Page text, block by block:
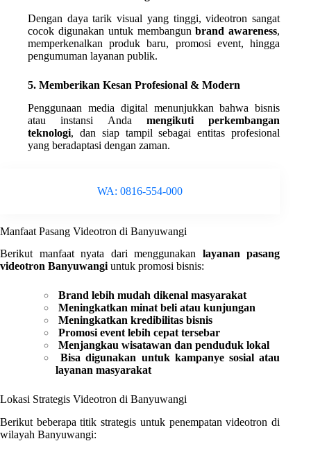
Dengan daya tarik visual yang tinggi, videotron sangat
cocok digunakan untuk membangunbrand awareness,
memperkenalkan produk baru, promosi event, hingga
pengumuman layanan publik.
5. Memberikan Kesan Profesional & Modern
Penggunaan media digital menunjukkan bahwa bisnis
atau instansi Anda mengikuti perkembangan
teknologi, dan siap tampil sebagai entitas profesional
yang beradaptasi dengan zaman.
WA: 0816-554-000
Manfaat Pasang Videotron di Banyuwangi
Berikut manfaat nyata dari menggunakan layanan pasang
videotron Banyuwangi untuk promosi bisnis:
Brand lebih mudah dikenal masyarakat
Meningkatkan minat beli atau kunjungan
Meningkatkan kredibilitas bisnis
Promosi event lebih cepat tersebar
Menjangkau wisatawan dan penduduk lokal
Bisa digunakan untuk kampanye sosial atau
layanan masyarakat
Lokasi Strategis Videotron di Banyuwangi
Berikut beberapa titik strategis untuk penempatan videotron di
wilayah Banyuwangi: